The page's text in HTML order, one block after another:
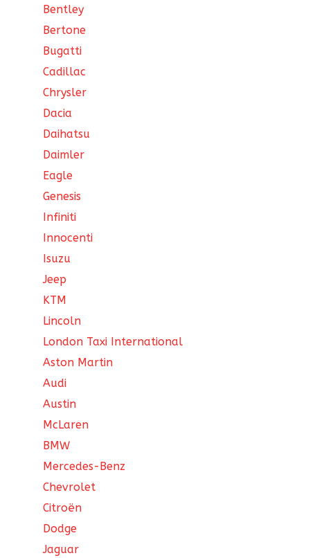
Bentley
Bertone
Bugatti
Cadillac
Chrysler
Dacia
Daihatsu
Daimler
Eagle
Genesis
Infiniti
Innocenti
Isuzu
Jeep
KTM
Lincoln
London Taxi International
Aston Martin
Audi
Austin
McLaren
BMW
Mercedes-Benz
Chevrolet
Citroën
Dodge
Jaguar